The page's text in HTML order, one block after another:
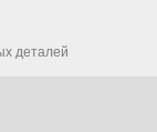
деталей